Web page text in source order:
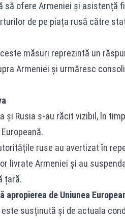
să ofere Armeniei și asistență
de pe piața rusă către
măsuri reprezintă un
Armeniei și urmăresc
și Rusia s-au răcit vizibil, în
ruse au avertizat în
livrate Armeniei și au
țară.
de Uniunea
susținută și de actuala